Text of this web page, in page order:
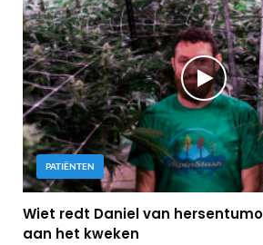
PATIËNTEN
Wiet redt Daniel van
aan het kweken